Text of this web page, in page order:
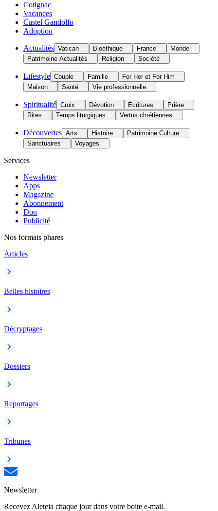
Cotignac
Vacances
Castel Gandolfo
Adoption
Actualités Vatican Bioéthique France
Monde
Patrimoine Actualités
Religion Société
Lifestyle Couple Famille
For Her et For Him
Maison
Santé Vie professionnelle
Spiritualité Croix Dévotion Écritures
Prière
Rites
Temps liturgiques Vertus chrétiennes
Découvertes Arts Histoire
Patrimoine Culture
Sanctuaires
Voyages
Services
Newsletter
Apps
Magazine
Abonnement
Don
Publicité
Nos formats phares
Articles
Belles histoires
Décryptages
Dossiers
Reportages
Tribunes
Newsletter
Recevez Aleteia chaque jour dans votre boite e-mail.